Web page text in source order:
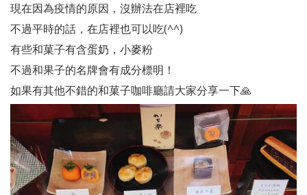
現在因為疫情的原因，沒辦法在店裡吃
不過平時的話，在店裡也可以吃(^^)
有些和菓子有含蛋奶，小麥粉
不過和果子的名牌會有成分標明！
如果有其他不錯的和菓子咖啡廳請大家分享一下🙏